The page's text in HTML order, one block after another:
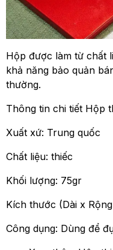
Hộp được làm từ chất
khả năng bảo quản
thường.
Thông tin chi tiết Hộp
Xuất xứ: Trung quốc
Chất liệu: thiếc
Khối lượng: 75gr
Kích thước (Dài x
Công dụng: Dùng để